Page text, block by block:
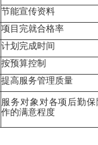
节能宣传资料
项目完就合格率
计划完成时间
按预算控制
提高服务管理质量
服务对象对各项后勤保
作的满意程度